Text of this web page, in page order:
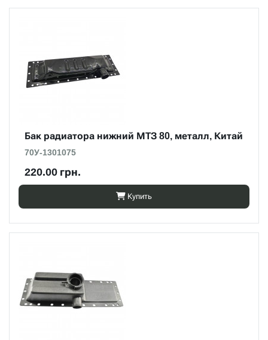
Бак радиатора нижний МТЗ 80, металл, Китай
70У-1301075
220.00 грн.
Купить